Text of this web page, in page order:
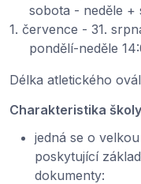
sobota - neděle +
1. července - 31.
pondělí-neděle
Délka atletického
Charakteristika
jedná se o
poskytující
dokumenty: